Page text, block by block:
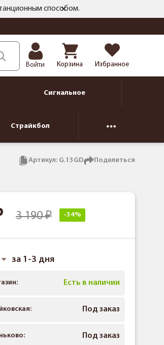
способом.
Войти Корзина Избранное
Сигнальное
Страйкбол
Артикул: G.13GD Поделиться
3 190 -34%
за 1-3 дня
Есть в наличии
Под заказ
Под заказ